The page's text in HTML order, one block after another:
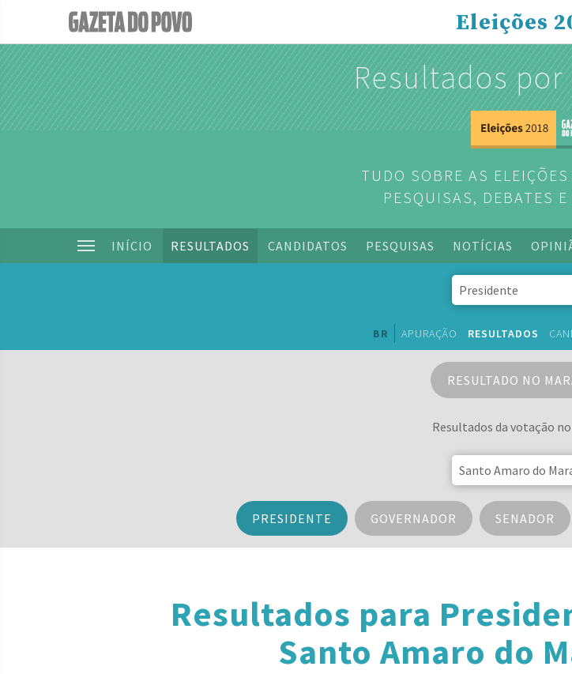
Eleições
Resultados
TUDO SOBRE AS
PESQUISAS, DEBATES
INÍCIO RESULTADOS CANDIDATOS PESQUISAS NOTÍCIAS
BR APURAÇÃO RESULTADOS
RESULTADO NO
Resultados da votação
PRESIDENTE GOVERNADOR SENADOR
Resultados para
Santo Amaro do